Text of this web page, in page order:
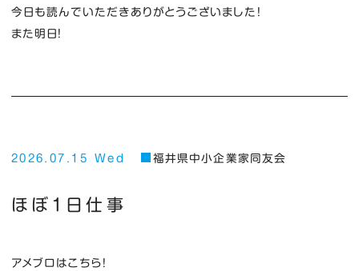
今日も読んでいただきありがとうございました！
また明日！
2026.07.15 Wed 福井県中小企業家同友会
ほぼ１日仕事
アメブロはこちら！